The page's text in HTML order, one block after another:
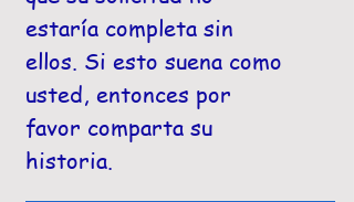
estaría completa sin
ellos. Si esto suena como
usted, entonces por
favor comparta su
historia.